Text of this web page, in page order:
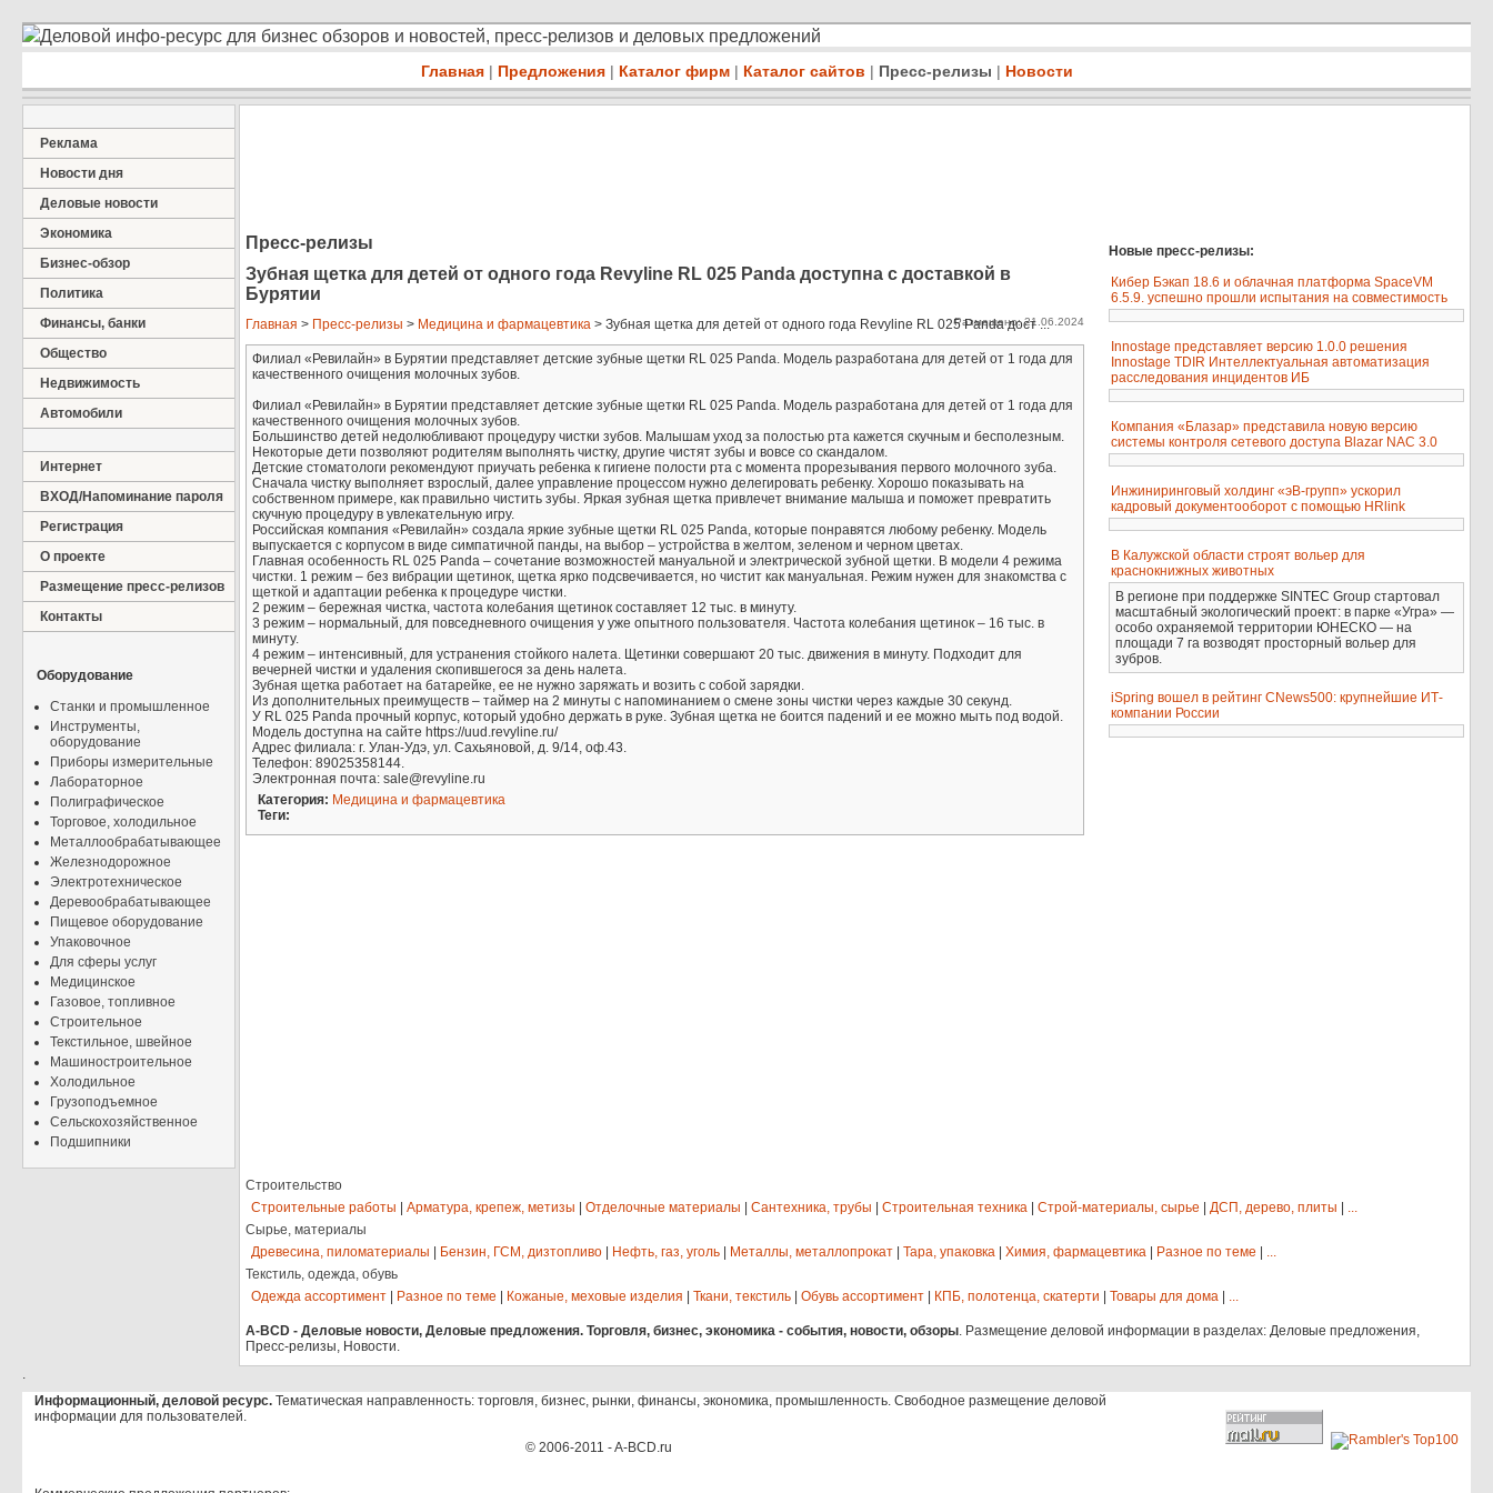
Деловой инфо-ресурс для бизнес обзоров и новостей, пресс-релизов и деловых предложений
Главная | Предложения | Каталог фирм | Каталог сайтов | Пресс-релизы | Новости
Реклама
Новости дня
Деловые новости
Экономика
Бизнес-обзор
Политика
Финансы, банки
Общество
Недвижимость
Автомобили
Интернет
ВХОД/Напоминание пароля
Регистрация
О проекте
Размещение пресс-релизов
Контакты
Оборудование
Станки и промышленное
Инструменты,
оборудование
Приборы измерительные
Лабораторное
Полиграфическое
Торговое, холодильное
Металлообрабатывающее
Железнодорожное
Электротехническое
Деревообрабатывающее
Пищевое оборудование
Упаковочное
Для сферы услуг
Медицинское
Газовое, топливное
Строительное
Текстильное, швейное
Машиностроительное
Холодильное
Грузоподъемное
Сельскохозяйственное
Подшипники
Пресс-релизы
Зубная щетка для детей от одного года Revyline RL 025 Panda доступна с доставкой в
Бурятии
Главная > Пресс-релизы > Медицина и фармацевтика > Зубная щетка для детей от одного года Revyline RL 025 Panda дост ...
Размещено: 21.06.2024
Филиал «Ревилайн» в Бурятии представляет детские зубные щетки RL 025 Panda. Модель разработана для детей от 1 года для
качественного очищения молочных зубов.
Филиал «Ревилайн» в Бурятии представляет детские зубные щетки RL 025 Panda. Модель разработана для детей от 1 года для
качественного очищения молочных зубов.
Большинство детей недолюбливают процедуру чистки зубов. Малышам уход за полостью рта кажется скучным и бесполезным.
Некоторые дети позволяют родителям выполнять чистку, другие чистят зубы и вовсе со скандалом.
Детские стоматологи рекомендуют приучать ребенка к гигиене полости рта с момента прорезывания первого молочного зуба.
Сначала чистку выполняет взрослый, далее управление процессом нужно делегировать ребенку. Хорошо показывать на
собственном примере, как правильно чистить зубы. Яркая зубная щетка привлечет внимание малыша и поможет превратить
скучную процедуру в увлекательную игру.
Российская компания «Ревилайн» создала яркие зубные щетки RL 025 Panda, которые понравятся любому ребенку. Модель
выпускается с корпусом в виде симпатичной панды, на выбор – устройства в желтом, зеленом и черном цветах.
Главная особенность RL 025 Panda – сочетание возможностей мануальной и электрической зубной щетки. В модели 4 режима
чистки. 1 режим – без вибрации щетинок, щетка ярко подсвечивается, но чистит как мануальная. Режим нужен для знакомства с
щеткой и адаптации ребенка к процедуре чистки.
2 режим – бережная чистка, частота колебания щетинок составляет 12 тыс. в минуту.
3 режим – нормальный, для повседневного очищения у уже опытного пользователя. Частота колебания щетинок – 16 тыс. в
минуту.
4 режим – интенсивный, для устранения стойкого налета. Щетинки совершают 20 тыс. движения в минуту. Подходит для
вечерней чистки и удаления скопившегося за день налета.
Зубная щетка работает на батарейке, ее не нужно заряжать и возить с собой зарядки.
Из дополнительных преимуществ – таймер на 2 минуты с напоминанием о смене зоны чистки через каждые 30 секунд.
У RL 025 Panda прочный корпус, который удобно держать в руке. Зубная щетка не боится падений и ее можно мыть под водой.
Модель доступна на сайте https://uud.revyline.ru/
Адрес филиала: г. Улан-Удэ, ул. Сахьяновой, д. 9/14, оф.43.
Телефон: 89025358144.
Электронная почта: sale@revyline.ru
Категория: Медицина и фармацевтика
Теги:
Новые пресс-релизы:
Кибер Бэкап 18.6 и облачная платформа SpaceVM
6.5.9. успешно прошли испытания на совместимость
Innostage представляет версию 1.0.0 решения
Innostage TDIR Интеллектуальная автоматизация
расследования инцидентов ИБ
Компания «Блазар» представила новую версию
системы контроля сетевого доступа Blazar NAC 3.0
Инжиниринговый холдинг «эВ-групп» ускорил
кадровый документооборот с помощью HRlink
В Калужской области строят вольер для
краснокнижных животных
В регионе при поддержке SINTEC Group стартовал
масштабный экологический проект: в парке «Угра» —
особо охраняемой территории ЮНЕСКО — на
площади 7 га возводят просторный вольер для
зубров.
iSpring вошел в рейтинг CNews500: крупнейшие ИТ-
компании России
Строительство
Строительные работы
Арматура, крепеж, метизы Отделочные материалы Сантехника, трубы Строительная техника Строй-материалы, сырье ДСП, дерево, плиты
...
Сырье, материалы
Древесина, пиломатериалы
Бензин, ГСМ, дизтопливо Нефть, газ, уголь Металлы, металлопрокат Тара, упаковка Химия, фармацевтика Разное по теме
...
Текстиль, одежда, обувь
Одежда ассортимент
Разное по теме Кожаные, меховые изделия Ткани, текстиль Обувь ассортимент КПБ, полотенца, скатерти Товары для дома ...
A-BCD - Деловые новости, Деловые предложения. Торговля, бизнес, экономика - события, новости, обзоры. Размещение деловой информации в разделах: Деловые предложения,
Пресс-релизы, Новости.
.
Информационный, деловой ресурс. Тематическая направленность: торговля, бизнес, рынки, финансы, экономика, промышленность. Свободное размещение деловой
информации для пользователей.
© 2006-2011 - A-BCD.ru